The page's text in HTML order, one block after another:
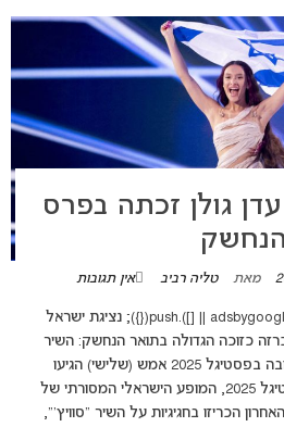
גולן זכתה בפרס
הנחשק
מאת טליה רביב אין תגובות
(adsbygoogle = window.adsbygoogle || []).push({}); נציגת ישראל
עדן גולן, הוכרזה כזוכה הגדולה בתואר הנחשק: השיר
הזוכה בתחרות השירים האהובה בפסטיגל 2025 אמש (שלישי) הגיעו
לקיצם 50 המופעים של פסטיגל 2025, המופע הישראלי המסורתי של
הכריזו בחגיגיות על השיר "סוויץ'",